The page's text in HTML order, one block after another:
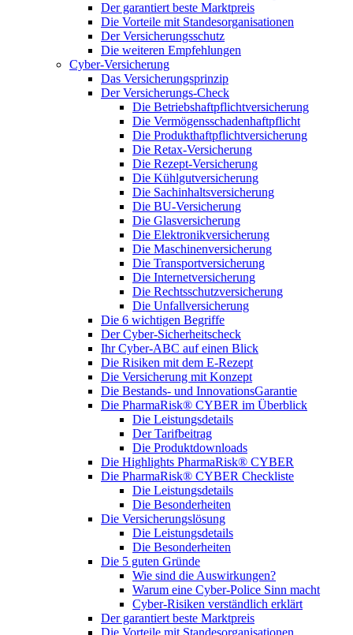
Der garantiert beste Marktpreis
Die Vorteile mit Standesorganisationen
Der Versicherungsschutz
Die weiteren Empfehlungen
Cyber-Versicherung
Das Versicherungsprinzip
Der Versicherungs-Check
Die Betriebshaftpflichtversicherung
Die Vermögensschadenhaftpflicht
Die Produkthaftpflichtversicherung
Die Retax-Versicherung
Die Rezept-Versicherung
Die Kühlgutversicherung
Die Sachinhaltsversicherung
Die BU-Versicherung
Die Glasversicherung
Die Elektronikversicherung
Die Maschinenversicherung
Die Transportversicherung
Die Internetversicherung
Die Rechtsschutzversicherung
Die Unfallversicherung
Die 6 wichtigen Begriffe
Der Cyber-Sicher­heits­check
Ihr Cyber-ABC auf einen Blick
Die Risiken mit dem E-Rezept
Die Versicherung mit Konzept
Die Bestands- und InnovationsGarantie
Die PharmaRisk® CYBER im Überblick
Die Leistungsdetails
Der Tarifbeitrag
Die Produktdownloads
Die Highlights PharmaRisk® CYBER
Die PharmaRisk® CYBER Checkliste
Die Leistungsdetails
Die Besonderheiten
Die Versicherungslösung
Die Leistungsdetails
Die Besonderheiten
Die 5 guten Gründe
Wie sind die Auswirkungen?
Warum eine Cyber-Police Sinn macht
Cyber-Risiken verständlich erklärt
Der garantiert beste Marktpreis
Die Vorteile mit Standesorganisationen